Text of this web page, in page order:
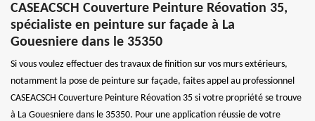
CASEACSCH Couverture Peinture Réovation 35,
spécialiste en peinture sur façade à La
Gouesniere dans le 35350
Si vous voulez effectuer des travaux de finition sur vos murs extérieurs,
notamment la pose de peinture sur façade, faites appel au professionnel
CASEACSCH Couverture Peinture Réovation 35 si votre propriété se trouve
à La Gouesniere dans le 35350. Pour une application réussie de votre